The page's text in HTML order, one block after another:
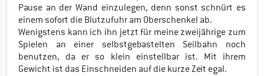
Pause an der Wand einzulegen, denn sonst schnürt es
einem sofort die Blutzufuhr am Oberschenkel ab.
Wenigstens kann ich ihn jetzt für meine zweijährige zum
Spielen an einer selbstgebastelten Seilbahn noch
benutzen, da er so klein einstellbar ist. Mit ihrem
Gewicht ist das Einschneiden auf die kurze Zeit egal.